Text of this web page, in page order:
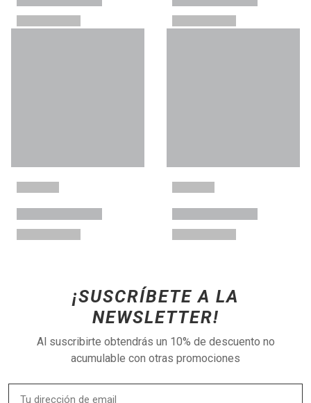
¡SUSCRÍBETE A LA
NEWSLETTER!
Al suscribirte obtendrás un 10% de descuento no
acumulable con otras promociones